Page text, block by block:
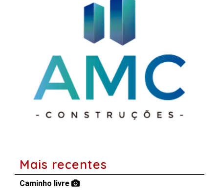
Mais recentes
Caminho livre